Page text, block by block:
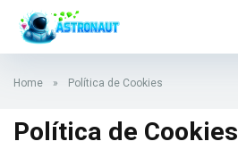
Home » Política de Cookies
Política de Cookies